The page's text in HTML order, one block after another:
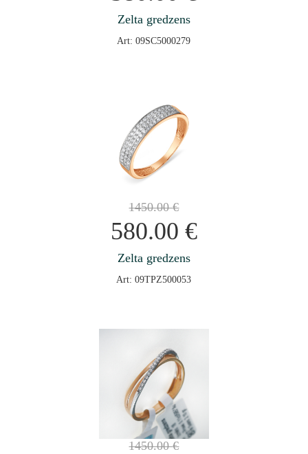
Zelta gredzens
Art: 09SC5000279
1450.00€
580.00 €
Zelta gredzens
Art: 09TPZ500053
1450.00€